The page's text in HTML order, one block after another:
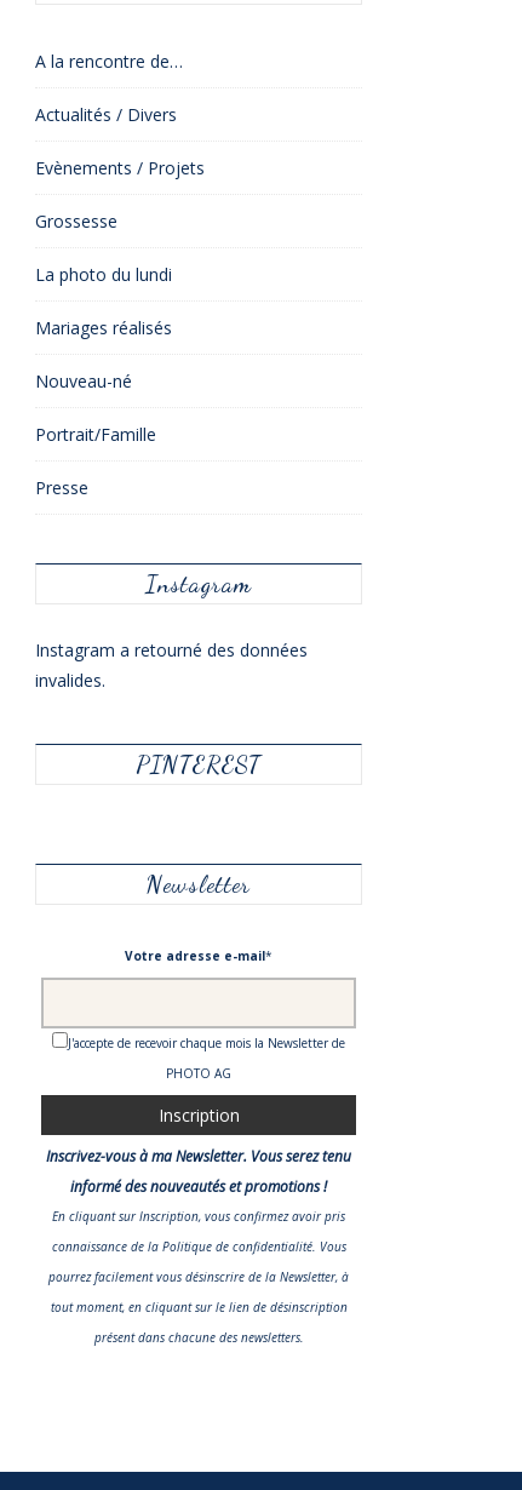
A la rencontre de…
Actualités / Divers
Evènements / Projets
Grossesse
La photo du lundi
Mariages réalisés
Nouveau-né
Portrait/Famille
Presse
Instagram
Instagram a retourné des données
invalides.
PINTEREST
Newsletter
Votre adresse e-mail*
J'accepte de recevoir chaque mois la Newsletter de
PHOTO AG
Inscrivez-vous à ma Newsletter. Vous serez tenu
informé des nouveautés et promotions !
En cliquant sur Inscription, vous confirmez avoir pris
connaissance de la Politique de confidentialité. Vous
pourrez facilement vous désinscrire de la Newsletter, à
tout moment, en cliquant sur le lien de désinscription
présent dans chacune des newsletters.